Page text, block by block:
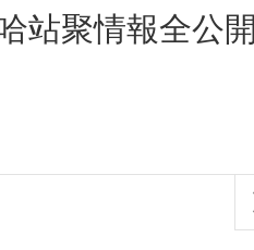
站聚情報全公開